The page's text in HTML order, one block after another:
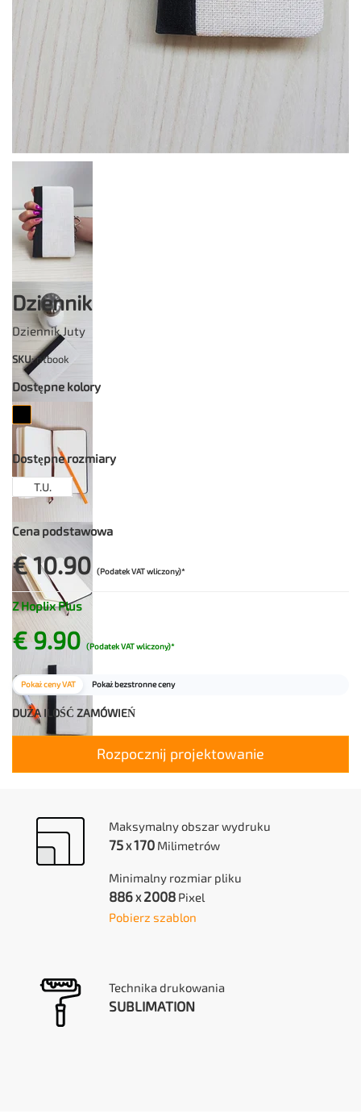
Dziennik
Dziennik Juty
SKU: ntbook
Dostępne kolory
Dostępne rozmiary
T.U.
Cena podstawowa
€ 10.90 (Podatek VAT wliczony)*
Z Hoplix Plus
€ 9.90 (Podatek VAT wliczony)*
Pokaż ceny VAT Pokaż bezstronne ceny
DUŻA ILOŚĆ ZAMÓWIEŃ
Rozpocznij projektowanie
Maksymalny obszar wydruku
75 X 170Milimetrów
Minimalny rozmiar pliku
886 X 2008Pixel
Pobierz szablon
Technika drukowania
SUBLIMATION